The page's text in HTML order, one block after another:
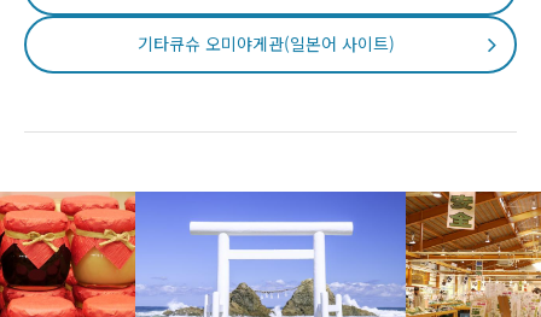
기타큐슈 오미야게관(일본어 사이트)